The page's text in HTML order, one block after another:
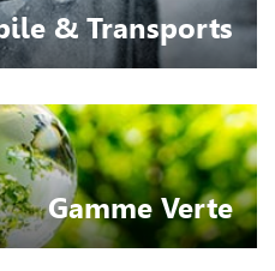
& Transports
Gamme Verte